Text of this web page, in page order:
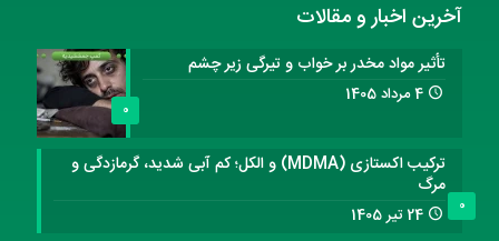
آخرین اخبار و مقالات
0
تأثیر مواد مخدر بر خواب و تیرگی زیر چشم
4 مرداد 1405
0
ترکیب اکستازی (MDMA) و الکل؛ کم آبی شدید، گرمازدگی و
مرگ
24 تیر 1405